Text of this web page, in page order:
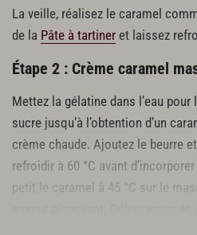
Finitions
12 fraises gariguettes
La veille, réalisez le caramel
de la Pâte à tartiner et laissez
Étape 2 : Crème caramel
Mettez la gélatine dans l’eau pour
sucre jusqu’à l’obtention d’un
crème chaude. Ajoutez le beurre
refroidir à 60 °C avant
petit le caramel à 45 °C sur le